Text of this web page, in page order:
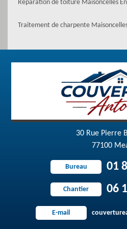
Réparation de toiture Maisoncelles
Traitement de charpente
30 Rue Pierre
77100
Bureau 01
Chantier 06
E-mail